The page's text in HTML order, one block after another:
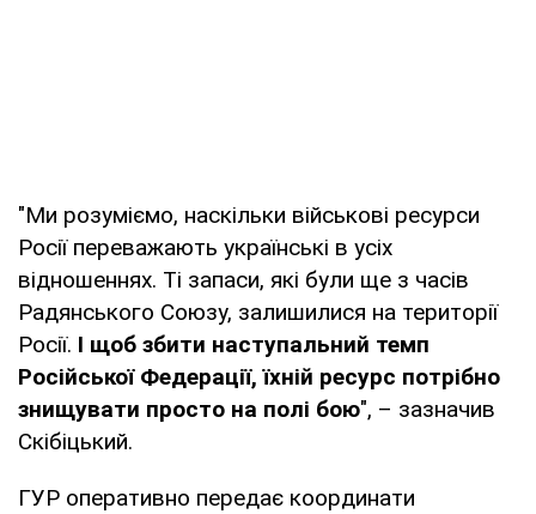
"Ми розуміємо, наскільки військові ресурси
Росії переважають українські в усіх
відношеннях. Ті запаси, які були ще з часів
Радянського Союзу, залишилися на території
Росії. І щоб збити наступальний темп
Російської Федерації, їхній ресурс потрібно
знищувати просто на полі бою", – зазначив
Скібіцький.
ГУР оперативно передає координати